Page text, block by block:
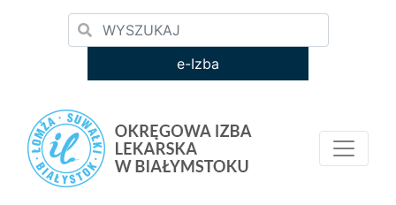
e-Izba